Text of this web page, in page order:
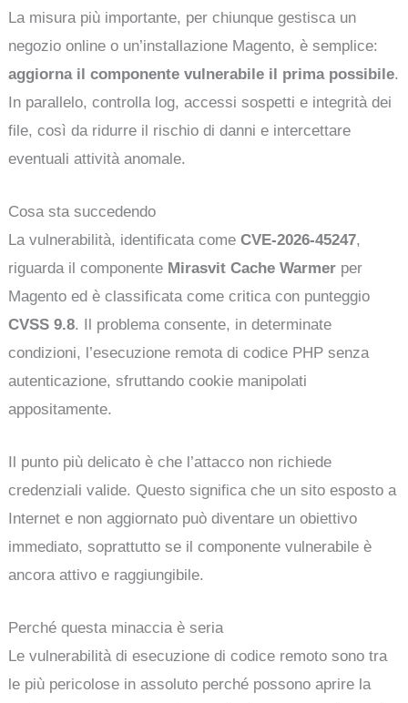
La misura più importante, per chiunque gestisca un
negozio online o un’installazione Magento, è semplice:
aggiorna il componente vulnerabile il prima possibile.
In parallelo, controlla log, accessi sospetti e integrità dei
file, così da ridurre il rischio di danni e intercettare
eventuali attività anomale.
Cosa sta succedendo
La vulnerabilità, identificata comeCVE-2026-45247,
riguarda il componente Mirasvit Cache Warmer per
Magento ed è classificata come critica con punteggio
CVSS 9.8. Il problema consente, in determinate
condizioni, l’esecuzione remota di codice PHP senza
autenticazione, sfruttando cookie manipolati
appositamente.
Il punto più delicato è che l’attacco non richiede
credenziali valide. Questo significa che un sito esposto a
Internet e non aggiornato può diventare un obiettivo
immediato, soprattutto se il componente vulnerabile è
ancora attivo e raggiungibile.
Perché questa minaccia è seria
Le vulnerabilità di esecuzione di codice remoto sono tra
le più pericolose in assoluto perché possono aprire la